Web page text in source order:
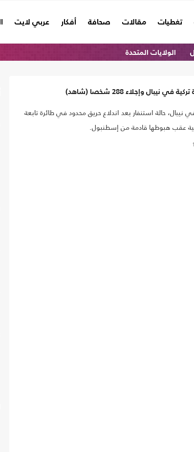
تغطيات مقالات صحافة أفكار عربي لايت
الولايات المتحدة
نيبال وإجلاء 288 شخصا (شاهد)
نيبال، حالة استنفار بعد اندلاع حريق محدود في طائرة تابعة
عقب هبوطها قادمة من إسطنبول.